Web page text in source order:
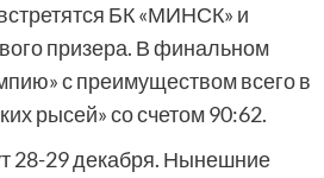
БК «МИНСК» и
призера. В финальном
с преимуществом всего в
рысей» со счетом 90:62.
28-29 декабря. Нынешние